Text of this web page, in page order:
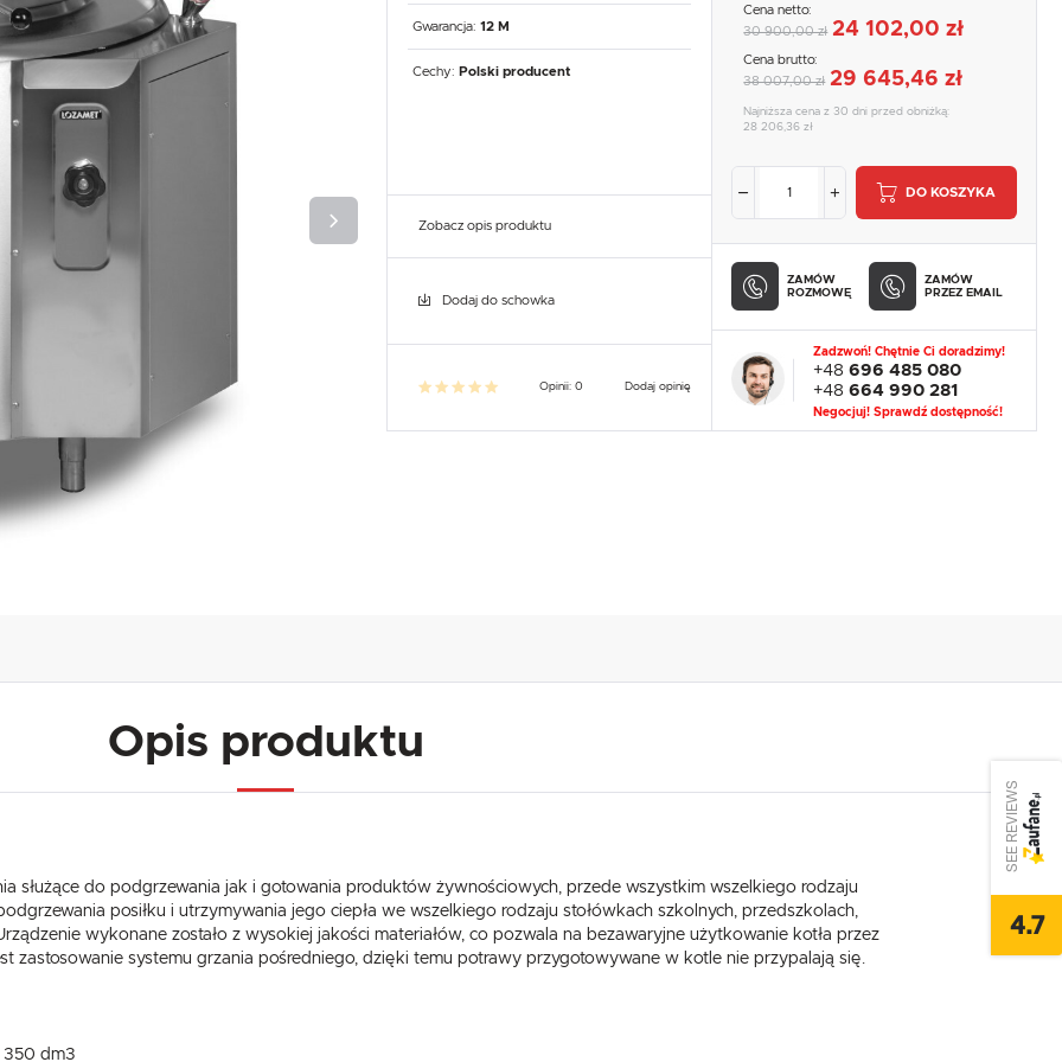
PROFESSIONAL
Gwarancja: 12 M
Cechy: Polski producent
Zobacz opis produktu
Dodaj do schowka
Opinii: 0 Dodaj opinię
Cena netto:
30 900,00 zł 24 102,00 zł
Cena brutto:
38 007,00 zł 29 645,46 zł
Najniższa cena z 30 dni przed obniżką:
28 206,36 zł
DO KOSZYKA
ZAMÓW
ROZMOWĘ
ZAMÓW
PRZEZ EMAIL
Zadzwoń! Chętnie Ci doradzimy!
+48 696 485 080
+48 664 990 281
Negocjuj! Sprawdź dostępność!
Opis produktu
służące do podgrzewania jak i gotowania produktów żywnościowych, przede wszystkim wszelkiego rodzaju
posiłku i utrzymywania jego ciepła we wszelkiego rodzaju stołówkach szkolnych, przedszkolach,
wykonane zostało z wysokiej jakości materiałów, co pozwala na bezawaryjne użytkowanie kotła przez
zastosowanie systemu grzania pośredniego, dzięki temu potrawy przygotowywane w kotle nie przypalają się.
350 dm3
USTAWIENIA REGIONALNE
SEE REVIEWS
4.7